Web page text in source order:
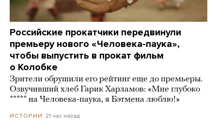
Российские прокатчики передвинули
премьеру нового «Человека-паука»,
чтобы выпустить в прокат фильм
о Колобке
Зрители обрушили его рейтинг еще до премьеры.
Озвучивший хлеб Гарик Харламов: «Мне глубоко
***** на Человека-паука, я Бэтмена люблю!»
ИСТОРИИ 21 час назад